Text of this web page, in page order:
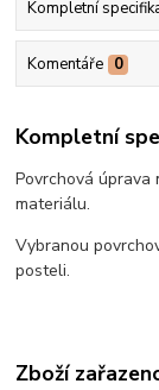
Kompletní
Komentáře 0
Kompletní
Povrchová
materiálu.
Vybranou
posteli.
Zboží